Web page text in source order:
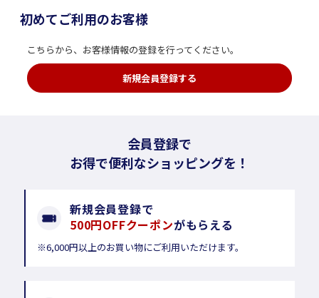
初めてご利用のお客様
こちらから、お客様情報の登録を行ってください。
新規会員登録する
会員登録で
お得で便利なショッピングを！
新規会員登録で
500円OFFクーポンがもらえる
※6,000円以上のお買い物にご利用いただけます。